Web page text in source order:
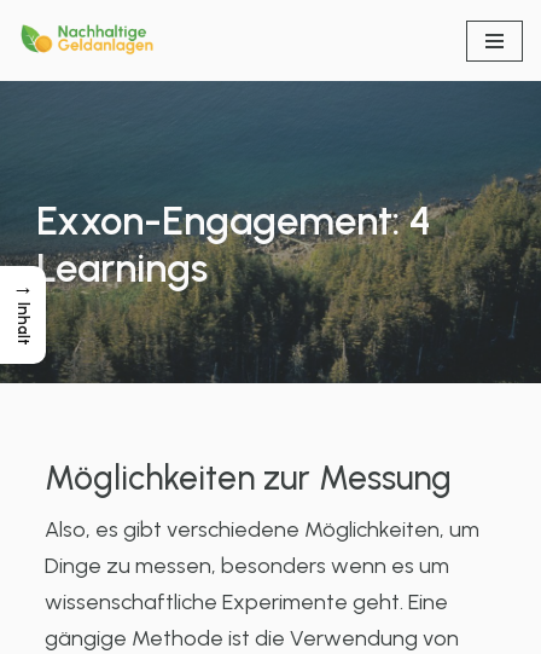
Exxon-Engagement: 4
Learnings
Möglichkeiten zur Messung
Also, es gibt verschiedene Möglichkeiten, um
Dinge zu messen, besonders wenn es um
wissenschaftliche Experimente geht. Eine
gängige Methode ist die Verwendung von
→
Inhalt